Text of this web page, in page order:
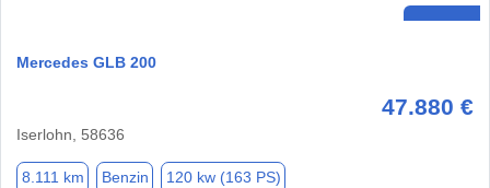
Mercedes GLB 200
47.880 €
Iserlohn, 58636
8.111 km Benzin 120 kw (163 PS)